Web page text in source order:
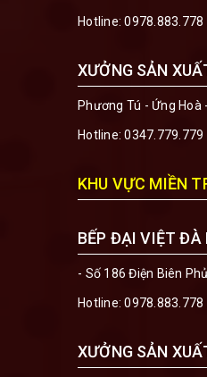
Hotline:0978.883.778
XƯỞNG SẢN
Phương Tú - Ứng Hoà
Hotline:0347.779.779
KHU VỰC MIỀN
BẾP ĐẠI VIỆT ĐÀ
- Số 186 Điện Biên
Hotline:0978.883.778
XƯỞNG SẢN